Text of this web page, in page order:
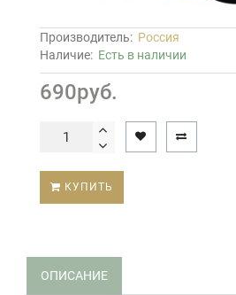
Производитель: Россия
Наличие: Есть в наличии
690руб.
КУПИТЬ
ОПИСАНИЕ